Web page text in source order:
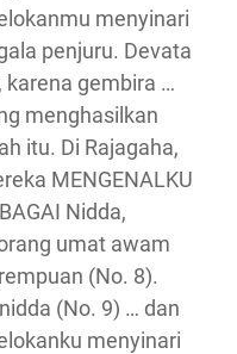
menyinari
penjuru. Devata
karena gembira …
menghasilkan
itu. Di Rajagaha,
MENGENALKU
Nidda,
umat awam
(No. 8).
(No. 9) … dan
menyinari